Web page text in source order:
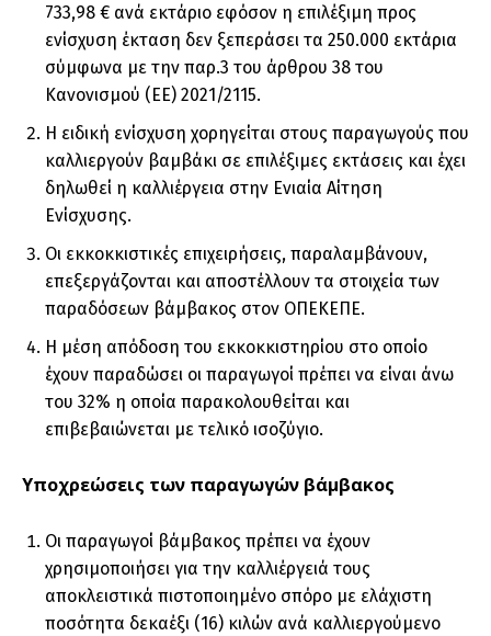
733,98 € ανά εκτάριο εφόσον η επιλέξιμη προς
ενίσχυση έκταση δεν ξεπεράσει τα 250.000 εκτάρια
σύμφωνα με την παρ.3 του άρθρου 38 του
Κανονισμού (ΕΕ) 2021/2115.
Η ειδική ενίσχυση χορηγείται στους παραγωγούς που
καλλιεργούν βαμβάκι σε επιλέξιμες εκτάσεις και έχει
δηλωθεί η καλλιέργεια στην Ενιαία Αίτηση
Ενίσχυσης.
Οι εκκοκκιστικές επιχειρήσεις, παραλαμβάνουν,
επεξεργάζονται και αποστέλλουν τα στοιχεία των
παραδόσεων βάμβακος στον ΟΠΕΚΕΠΕ.
Η μέση απόδοση του εκκοκκιστηρίου στο οποίο
έχουν παραδώσει οι παραγωγοί πρέπει να είναι άνω
του 32% η οποία παρακολουθείται και
επιβεβαιώνεται με τελικό ισοζύγιο.
Υποχρεώσεις των παραγωγών βάμβακος
Οι παραγωγοί βάμβακος πρέπει να έχουν
χρησιμοποιήσει για την καλλιέργειά τους
αποκλειστικά πιστοποιημένο σπόρο με ελάχιστη
ποσότητα δεκαέξι (16) κιλών ανά καλλιεργούμενο